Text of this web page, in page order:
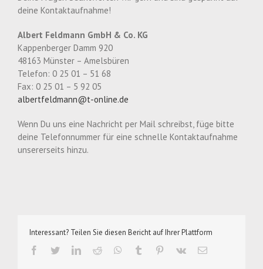
deine Kontaktaufnahme!
Albert Feldmann GmbH & Co. KG
Kappenberger Damm 920
48163 Münster – Amelsbüren
Telefon: 0 25 01 – 51 68
Fax: 0 25 01 – 5 92 05
albertfeldmann@t-online.de
Wenn Du uns eine Nachricht per Mail schreibst, füge bitte
deine Telefonnummer für eine schnelle Kontaktaufnahme
unsererseits hinzu.
Interessant? Teilen Sie diesen Bericht auf Ihrer Plattform
facebooktwitterlinkedinreddit whatsapp
tumblr pinterest
vk
E-